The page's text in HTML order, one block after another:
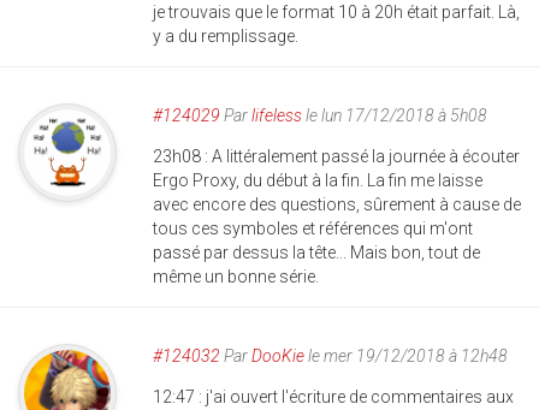
je trouvais que le format 10 à 20h était parfait. Là,
y a du remplissage.
#124029 Parlifelessle lun 17/12/2018 à 5h08
23h08 : A littéralement passé la journée à écouter
Ergo Proxy, du début à la fin. La fin me laisse
avec encore des questions, sûrement à cause de
tous ces symboles et références qui m'ont
passé par dessus la tête... Mais bon, tout de
même un bonne série.
#124032 ParDooKiele mer 19/12/2018 à 12h48
12:47 : j'ai ouvert l'écriture de commentaires aux